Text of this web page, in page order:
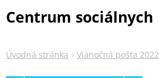
Centrum sociálnych
Úvodná stránka Vianočná pošta 2022